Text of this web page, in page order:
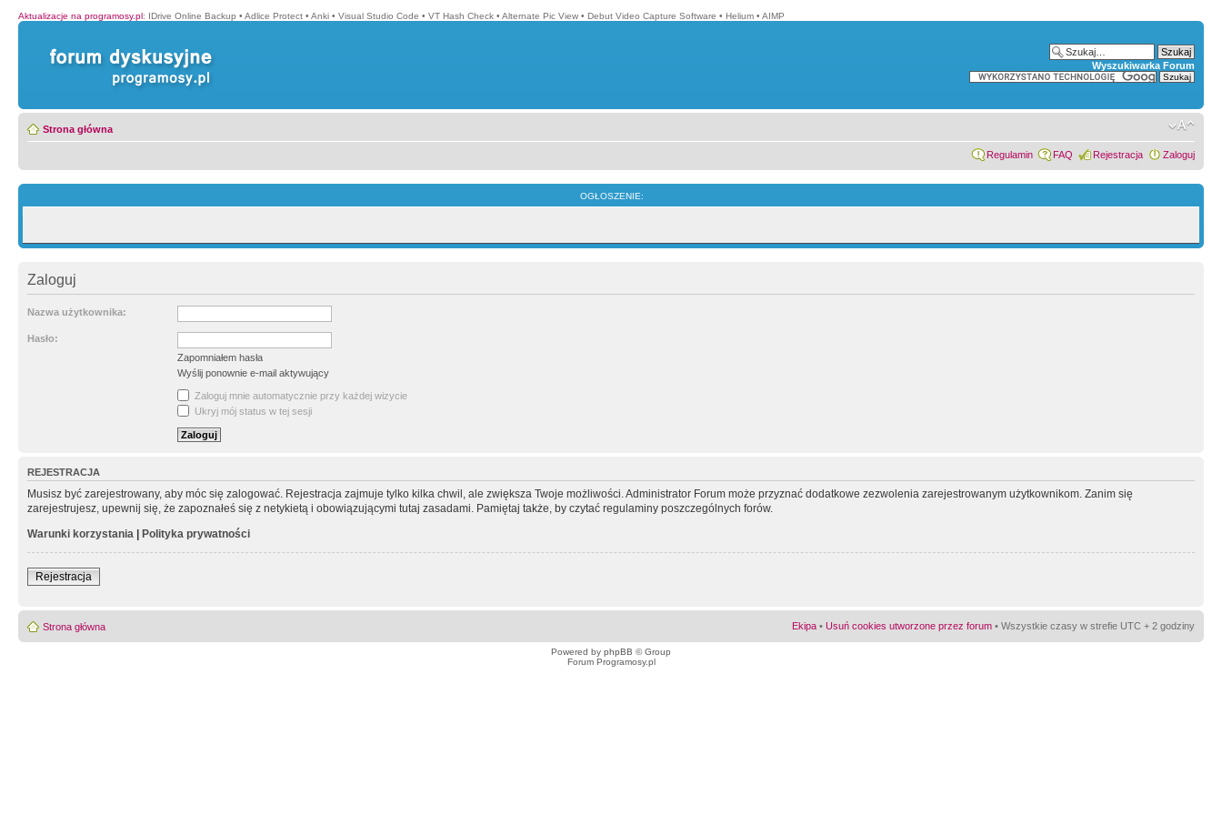
Aktualizacje na programosy.pl: IDrive Online Backup • Adlice Protect • Anki • Visual Studio Code • VT Hash Check • Alternate Pic View • Debut Video Capture Software • Helium • AIMP
Wyszukiwarka Forum
Strona główna
Regulamin FAQ Rejestracja Zaloguj
OGŁOSZENIE:
Zaloguj
Nazwa użytkownika:
Hasło:
Zapomniałem hasła
Wyślij ponownie e-mail aktywujący
Zaloguj mnie automatycznie przy każdej wizycie
Ukryj mój status w tej sesji
REJESTRACJA
Musisz być zarejestrowany, aby móc się zalogować. Rejestracja zajmuje tylko kilka chwil, ale zwiększa Twoje możliwości. Administrator Forum może przyznać dodatkowe zezwolenia zarejestrowanym użytkownikom. Zanim się
zarejestrujesz, upewnij się, że zapoznałeś się z netykietą i obowiązującymi tutaj zasadami. Pamiętaj także, by czytać regulaminy poszczególnych forów.
Warunki korzystania | Polityka prywatności
Rejestracja
Strona główna Ekipa • Usuń cookies utworzone przez forum • Wszystkie czasy w strefie UTC + 2 godziny
Powered by phpBB © Group
Forum Programosy.pl